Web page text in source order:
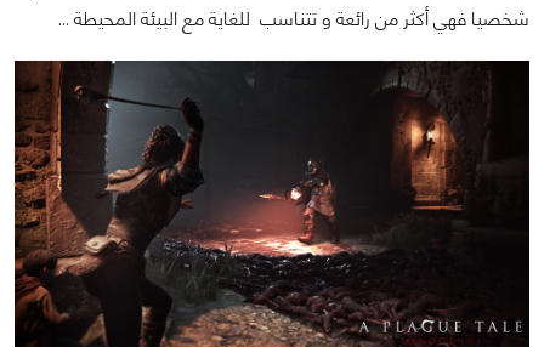
شخصيا فهي أكثر من رائعة و تتناسب للغاية مع البيئة المحيطة ...